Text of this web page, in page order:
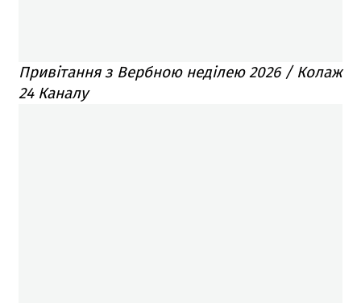
Привітання з Вербною неділею 2026 / Колаж
24 Каналу